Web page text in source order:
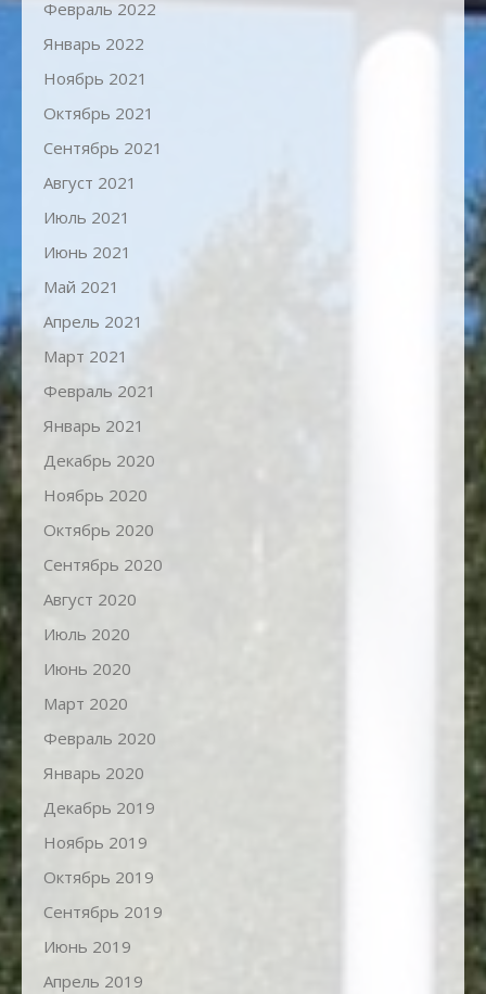
Февраль 2022
Январь 2022
Ноябрь 2021
Октябрь 2021
Сентябрь 2021
Август 2021
Июль 2021
Июнь 2021
Май 2021
Апрель 2021
Март 2021
Февраль 2021
Январь 2021
Декабрь 2020
Ноябрь 2020
Октябрь 2020
Сентябрь 2020
Август 2020
Июль 2020
Июнь 2020
Март 2020
Февраль 2020
Январь 2020
Декабрь 2019
Ноябрь 2019
Октябрь 2019
Сентябрь 2019
Июнь 2019
Апрель 2019